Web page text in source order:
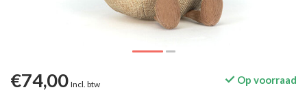
€74,00 Incl. btw Op voorraad